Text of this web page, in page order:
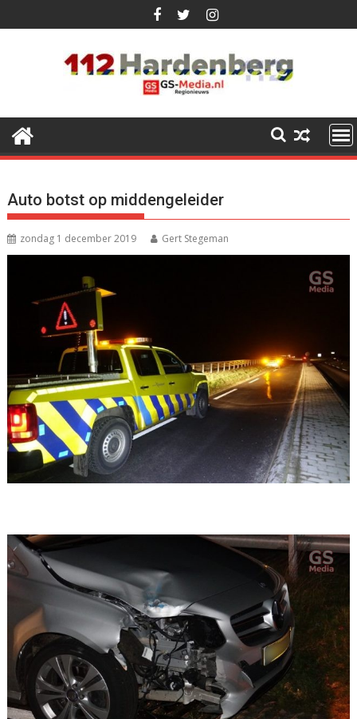
naar
Auto botst op middengeleider
zondag 1 december 2019 Gert Stegeman